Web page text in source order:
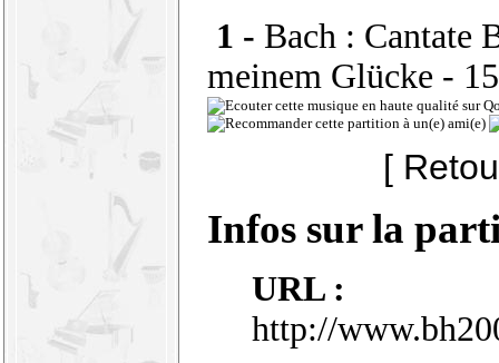
1 - Bach : Cantate
meinem Glücke -
[
Infos sur la
URL :
http://